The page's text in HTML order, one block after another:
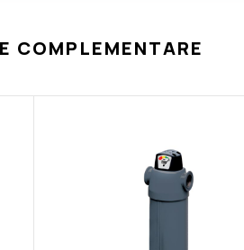
COMPLEMENTARE